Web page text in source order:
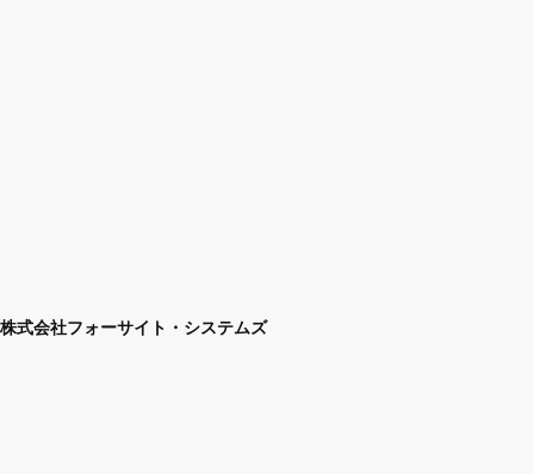
株式会社フォーサイト・システムズ